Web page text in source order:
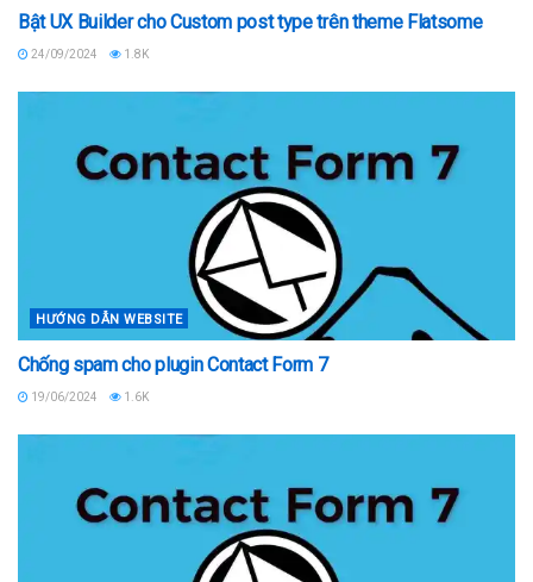
Bật UX Builder cho Custom post type trên theme Flatsome
24/09/2024 1.8K
HƯỚNG DẪN WEBSITE
Chống spam cho plugin Contact Form 7
19/06/2024 1.6K